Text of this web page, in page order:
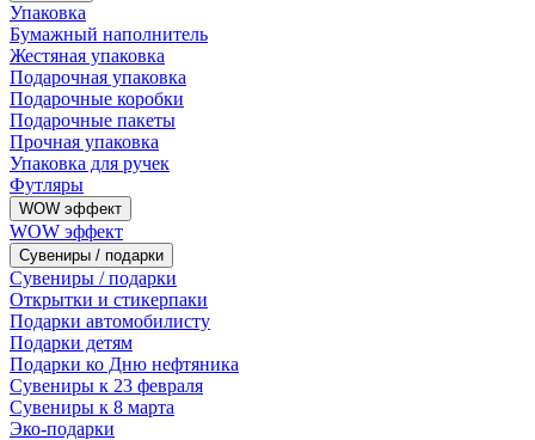
Упаковка
Бумажный наполнитель
Жестяная упаковка
Подарочная упаковка
Подарочные коробки
Подарочные пакеты
Прочная упаковка
Упаковка для ручек
Футляры
WOW эффект
WOW эффект
Сувениры / подарки
Сувениры / подарки
Открытки и стикерпаки
Подарки автомобилисту
Подарки детям
Подарки ко Дню нефтяника
Сувениры к 23 февраля
Сувениры к 8 марта
Эко-подарки